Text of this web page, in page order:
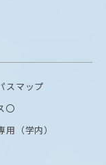
スマップ
〇
用（学内）